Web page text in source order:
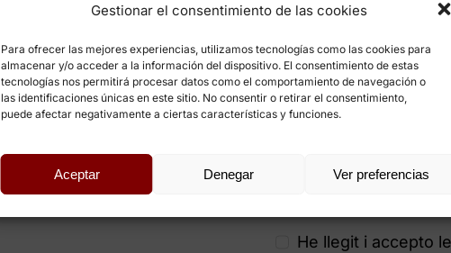
Gestionar el consentimiento de las cookies
Para ofrecer las mejores experiencias, utilizamos tecnologías como las cookies para
almacenar y/o acceder a la información del dispositivo. El consentimiento de estas
tecnologías nos permitirá procesar datos como el comportamiento de navegación o
las identificaciones únicas en este sitio. No consentir o retirar el consentimiento,
puede afectar negativamente a ciertas características y funciones.
Aceptar Denegar Ver preferencias
Com puc ajudar-lo?*
He llegit i accepto